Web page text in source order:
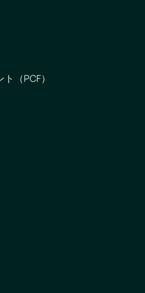
（PCF）